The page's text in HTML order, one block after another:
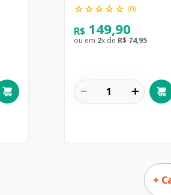
☆☆☆☆☆ (0)
R$ 149,90
ou em 2x de R$ 74,95
＋
－